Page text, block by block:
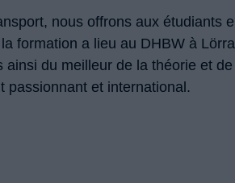
nous offrons aux
formation a lieu au DHBW à
ainsi du meilleur de la théorie et
passionnant et international.